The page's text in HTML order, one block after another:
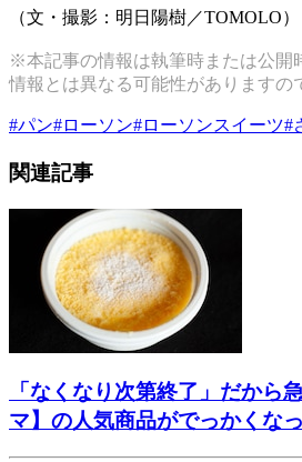
（文・撮影：明日陽樹／TOMOLO）
※本記事の情報は執筆時または公開
情報とは異なる可能性がありますの
#パン#ローソン#ローソンスイーツ#
関連記事
「なくなり次第終了」だから
マ】の人気商品がでっかくな